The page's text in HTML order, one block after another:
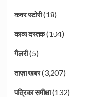
कवर स्टोरी(18)
काव्य दस्तक(104)
गैलरी(5)
ताज़ा खबर(3,207)
पत्रिका समीक्षा(132)